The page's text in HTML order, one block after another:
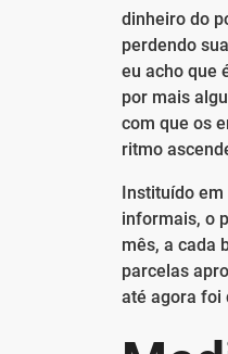
dinheiro do
perdendo
eu acho que
por mais
com que os
ritmo
Instituído
informais, o
mês, a cada
parcelas
até agora foi